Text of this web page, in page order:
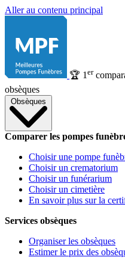
Aller au contenu principal
🏆 1 er
obsèques
Obsèques
Comparer les pompes
Choisir une pompe
Choisir un crematorium
Choisir un funérarium
Choisir un cimetière
En savoir plus sur la
Services obsèques
Organiser les obsèques
Estimer le prix des